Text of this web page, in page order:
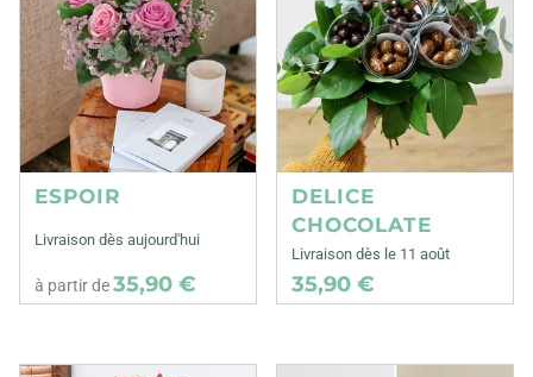
ESPOIR
Livraison dès aujourd'hui
à partir de35,90 €
DELICE
CHOCOLATE
Livraison dès le 11 août
35,90 €